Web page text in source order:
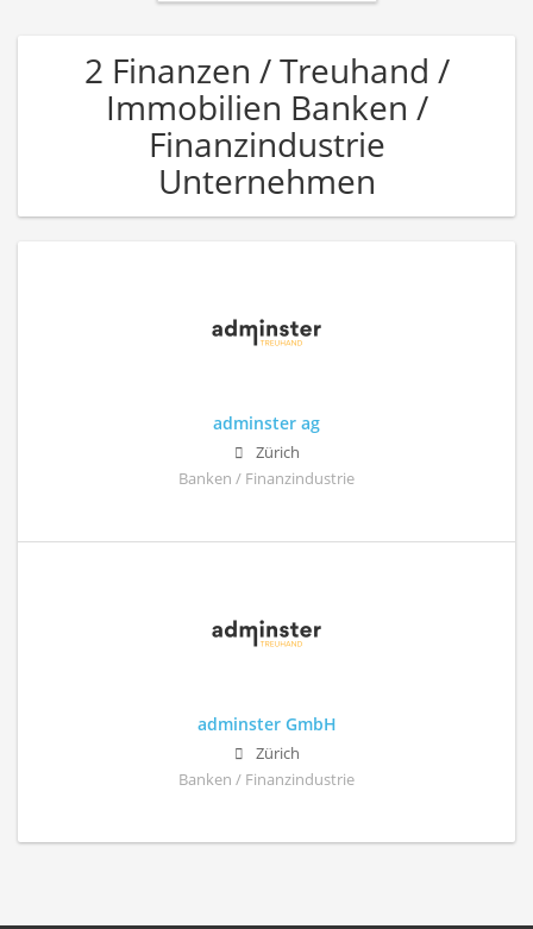
2 Finanzen / Treuhand /
Immobilien Banken /
Finanzindustrie
Unternehmen
adminster ag
Zürich
Banken / Finanzindustrie
adminster GmbH
Zürich
Banken / Finanzindustrie